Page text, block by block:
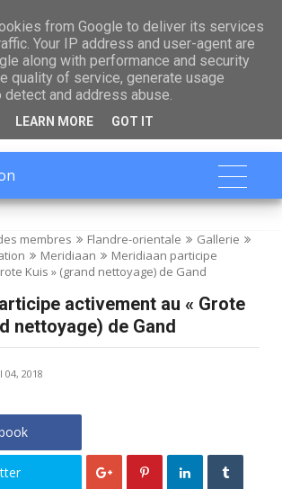

membres Flandre-orientale
Gallerie
Meridiaan
Meridiaan participe
Kuis » (grand nettoyage) de Gand
activement au « Grote
nettoyage) de Gand
04, 2018
from Google to deliver its services
Your IP address and user-agent are
along with performance and security
quality of service, generate usage
and address abuse.
LEARN MORE GOT IT